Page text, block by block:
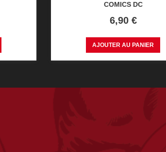
COMICS DC
Prix
6,90 €
AJOUTER AU PANIER